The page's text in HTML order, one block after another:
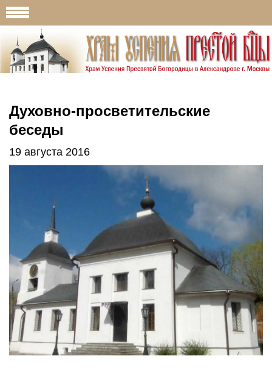
Духовно-просветительские
беседы
19 августа 2016